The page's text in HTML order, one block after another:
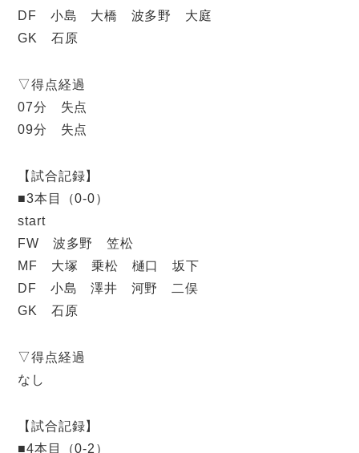
DF 小島 大橋 波多野 大庭
GK 石原
▽得点経過
07分 失点
09分 失点
【試合記録】
■3本目（0-0）
start
FW 波多野 笠松
MF 大塚 乗松 樋口 坂下
DF 小島 澤井 河野 二俣
GK 石原
▽得点経過
なし
【試合記録】
■4本目（0-2）